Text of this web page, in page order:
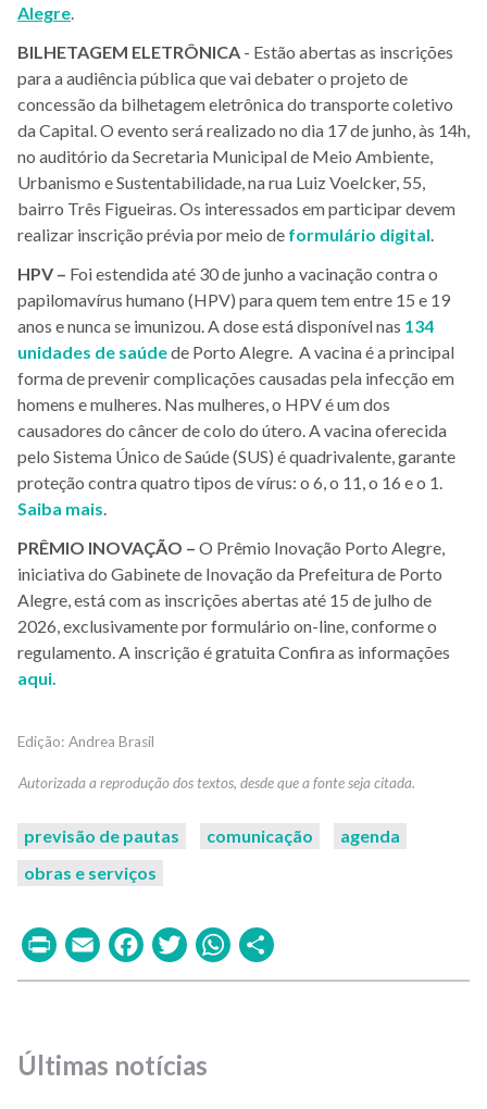
Alegre
BILHETAGEM ELETRÔNICA - Estão abertas as inscrições
para a audiência pública que vai debater o projeto de
concessão da bilhetagem eletrônica do transporte coletivo
da Capital. O evento será realizado no dia 17 de junho, às 14h,
no auditório da Secretaria Municipal de Meio Ambiente,
Urbanismo e Sustentabilidade, na rua Luiz Voelcker, 55,
bairro Três Figueiras. Os interessados em participar devem
realizar inscrição prévia por meio de formulário digital
HPV – Foi estendida até 30 de junho a vacinação contra o
papilomavírus humano (HPV) para quem tem entre 15 e 19
anos e nunca se imunizou. A dose está disponível nas 134
unidades de saúdede Porto Alegre. A vacina é a principal
forma de prevenir complicações causadas pela infecção em
homens e mulheres. Nas mulheres, o HPV é um dos
causadores do câncer de colo do útero. A vacina oferecida
pelo Sistema Único de Saúde (SUS) é quadrivalente, garante
proteção contra quatro tipos de vírus: o 6, o 11, o 16 e o 1.
Saiba mais
PRÊMIO INOVAÇÃO – O Prêmio Inovação Porto Alegre,
iniciativa do Gabinete de Inovação da Prefeitura de Porto
Alegre, está com as inscrições abertas até 15 de julho de
2026, exclusivamente por formulário on-line, conforme o
regulamento. A inscrição é gratuita Confira as informações
aqui.
Andrea Brasil
previsão de pautas comunicação
agenda
obras e serviços
PrintEmailFacebook
TwitterWhatsApp
Últimas notícias